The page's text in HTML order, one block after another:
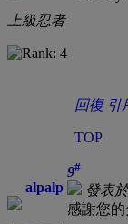
上級忍者
回復 引
TOP
alpalp
9#
發表
感謝您